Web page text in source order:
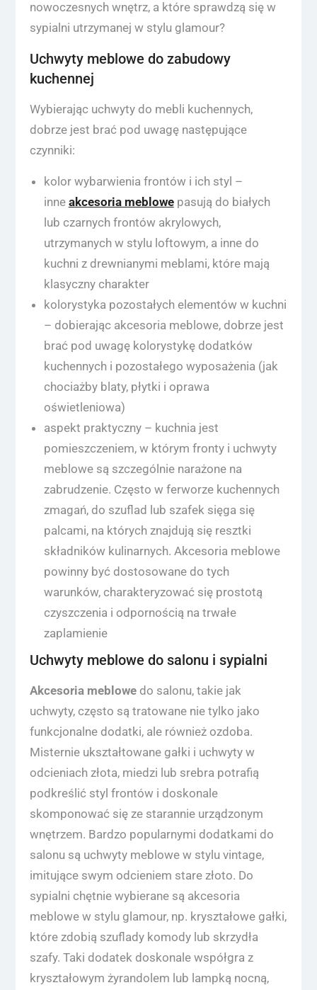
nowoczesnych wnętrz, a które sprawdzą się w
sypialni utrzymanej w stylu glamour?
Uchwyty meblowe do zabudowy
kuchennej
Wybierając uchwyty do mebli kuchennych,
dobrze jest brać pod uwagę następujące
czynniki:
kolor wybarwienia frontów i ich styl –
inne akcesoria meblowepasują do białych
lub czarnych frontów akrylowych,
utrzymanych w stylu loftowym, a inne do
kuchni z drewnianymi meblami, które mają
klasyczny charakter
kolorystyka pozostałych elementów w kuchni
– dobierając akcesoria meblowe, dobrze jest
brać pod uwagę kolorystykę dodatków
kuchennych i pozostałego wyposażenia (jak
chociażby blaty, płytki i oprawa
oświetleniowa)
aspekt praktyczny – kuchnia jest
pomieszczeniem, w którym fronty i uchwyty
meblowe są szczególnie narażone na
zabrudzenie. Często w ferworze kuchennych
zmagań, do szuflad lub szafek sięga się
palcami, na których znajdują się resztki
składników kulinarnych. Akcesoria meblowe
powinny być dostosowane do tych
warunków, charakteryzować się prostotą
czyszczenia i odpornością na trwałe
zaplamienie
Uchwyty meblowe do salonu i sypialni
Akcesoria meblowedo salonu, takie jak
uchwyty, często są tratowane nie tylko jako
funkcjonalne dodatki, ale również ozdoba.
Misternie ukształtowane gałki i uchwyty w
odcieniach złota, miedzi lub srebra potrafią
podkreślić styl frontów i doskonale
skomponować się ze starannie urządzonym
wnętrzem. Bardzo popularnymi dodatkami do
salonu są uchwyty meblowe w stylu vintage,
imitujące swym odcieniem stare złoto. Do
sypialni chętnie wybierane są akcesoria
meblowe w stylu glamour, np. kryształowe gałki,
które zdobią szuflady komody lub skrzydła
szafy. Taki dodatek doskonale współgra z
kryształowym żyrandolem lub lampką nocną,